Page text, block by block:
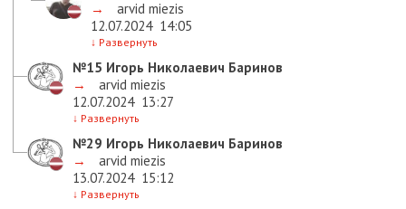
→
arvid miezis
12.07.2024 14:05
↓ Развернуть
№15 Игорь Николаевич Баринов
→
arvid miezis
12.07.2024 13:27
↓ Развернуть
№29 Игорь Николаевич Баринов
→
arvid miezis
13.07.2024 15:12
↓ Развернуть